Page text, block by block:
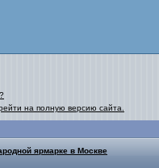
на полную версию сайта.
ярмарке в Москве